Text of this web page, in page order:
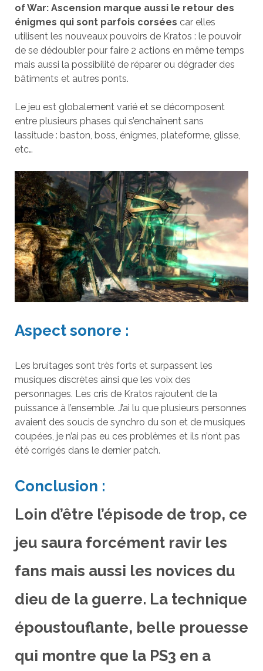
of War: Ascension marque aussi le retour des
énigmes qui sont parfois corsées car elles
utilisent les nouveaux pouvoirs de Kratos : le pouvoir
de se dédoubler pour faire 2 actions en même temps
mais aussi la possibilité de réparer ou dégrader des
bâtiments et autres ponts.
Le jeu est globalement varié et se décomposent
entre plusieurs phases qui s’enchaînent sans
lassitude : baston, boss, énigmes, plateforme, glisse,
etc…
Aspect sonore :
Les bruitages sont très forts et surpassent les
musiques discrètes ainsi que les voix des
personnages. Les cris de Kratos rajoutent de la
puissance à l’ensemble. J’ai lu que plusieurs personnes
avaient des soucis de synchro du son et de musiques
coupées, je n’ai pas eu ces problèmes et ils n’ont pas
été corrigés dans le dernier patch.
Conclusion :
Loin d’être l’épisode de trop, ce
jeu saura forcément ravir les
fans mais aussi les novices du
dieu de la guerre. La technique
époustouflante, belle prouesse
qui montre que la PS3 en a